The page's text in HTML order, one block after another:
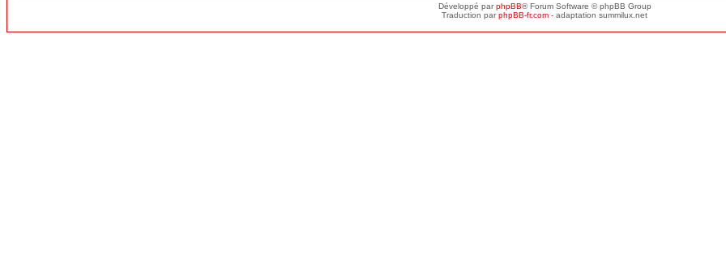
Développé parphpBB® Forum Software © phpBB Group
Traduction parphpBB-fr.com - adaptation summilux.net